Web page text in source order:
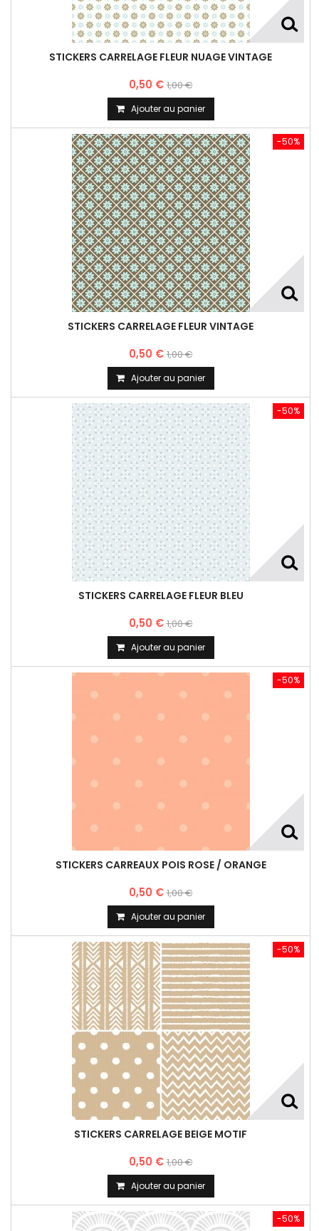
STICKERS CARRELAGE FLEUR NUAGE VINTAGE
0,50 €1,00 €
Ajouter au panier
STICKERS CARRELAGE FLEUR VINTAGE
0,50 €1,00 €
-50%
Ajouter au panier
STICKERS CARRELAGE FLEUR BLEU
0,50 €1,00 €
-50%
Ajouter au panier
STICKERS CARREAUX POIS ROSE / ORANGE
0,50 €1,00 €
-50%
Ajouter au panier
STICKERS CARRELAGE BEIGE MOTIF
0,50 €1,00 €
-50%
Ajouter au panier
-50%